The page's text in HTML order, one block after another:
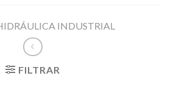
INDUSTRIAL
FILTRAR